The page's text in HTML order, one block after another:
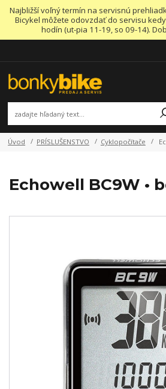
Najbližší voľný termín na servisnú
Bicykel môžete odovzdať do servisu
hodín (ut-pia 11-19, so 09-14).
Úvod PRÍSLUŠENSTVO Cyklopočítače
Echowell BC9W •